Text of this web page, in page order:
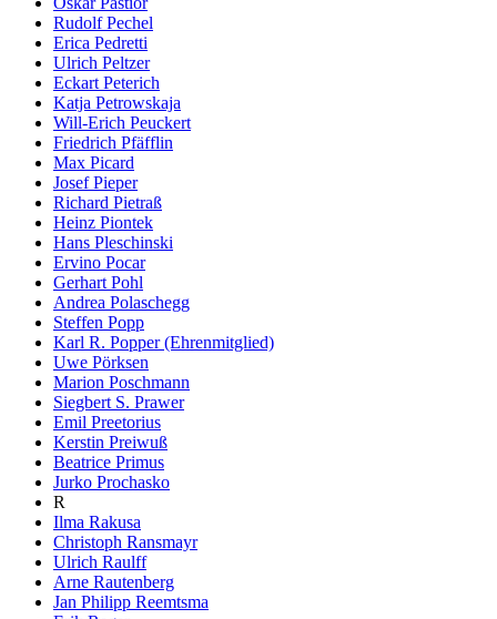
Rudolf Pechel
Erica Pedretti
Ulrich Peltzer
Eckart Peterich
Katja Petrowskaja
Will-Erich Peuckert
Friedrich Pfäfflin
Max Picard
Josef Pieper
Richard Pietraß
Heinz Piontek
Hans Pleschinski
Ervino Pocar
Gerhart Pohl
Andrea Polaschegg
Steffen Popp
Karl R. Popper (Ehrenmitglied)
Uwe Pörksen
Marion Poschmann
Siegbert S. Prawer
Emil Preetorius
Kerstin Preiwuß
Beatrice Primus
Jurko Prochasko
R
Ilma Rakusa
Christoph Ransmayr
Ulrich Raulff
Arne Rautenberg
Jan Philipp Reemtsma